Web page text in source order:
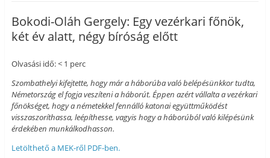
Bokodi-Oláh Gergely: Egy vezérkari főnök,
két év alatt, négy bíróság előtt
Olvasási idő: < 1 perc
Szombathelyi kifejtette, hogy már a háborúba való belépésünkkor tudta,
Németország el fogja veszíteni a háborút. Éppen azért vállalta a vezérkari
főnökséget, hogy a németekkel fennálló katonai együttműködést
visszaszoríthassa, leépíthesse, vagyis hogy a háborúból való kilépésünk
érdekében munkálkodhasson.
Letölthető a MEK-ről PDF-ben.